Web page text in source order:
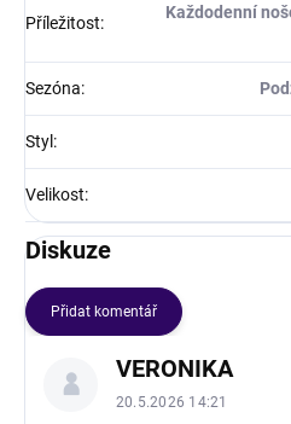
Příležitost:
Každodenní
Sezóna:
Styl :
Velikost:
Diskuze
Přidat komentář
VERONIKA
20.5.2026 14:21